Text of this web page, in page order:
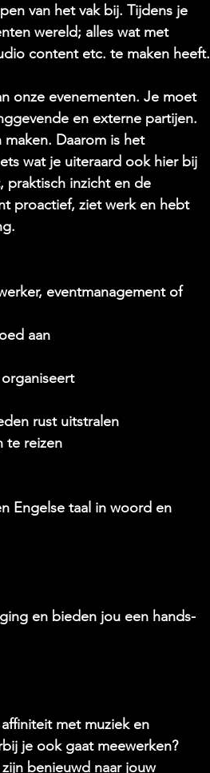
van het vak bij. Tijdens je
wereld; alles wat met
content etc. te maken heeft.
onze evenementen. Je moet
en externe partijen.
Daarom is het
wat je uiteraard ook hier bij
praktisch inzicht en de
proactief, ziet werk en hebt
eventmanagement of
aan
rust uitstralen
te reizen
Engelse taal in woord en
en bieden jou een hands-
met muziek en
je ook gaat meewerken?
benieuwd naar jouw